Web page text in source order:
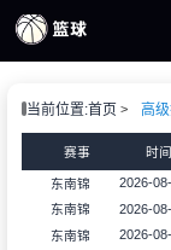
播
闻
当前位置:首页 高
赛事 时间
东南锦 2026-
东南锦
2026-
东南锦
2026-